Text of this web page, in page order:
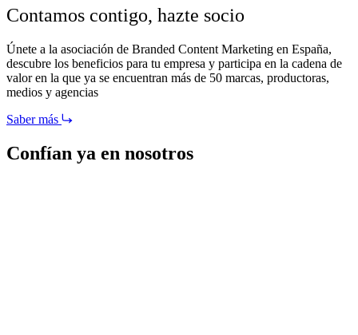
Contamos contigo, hazte socio
Únete a la asociación de Branded Content Marketing en España,
descubre los beneficios para tu empresa y participa en la cadena de
valor en la que ya se encuentran más de 50 marcas, productoras,
medios y agencias
Saber más
Confían ya en nosotros